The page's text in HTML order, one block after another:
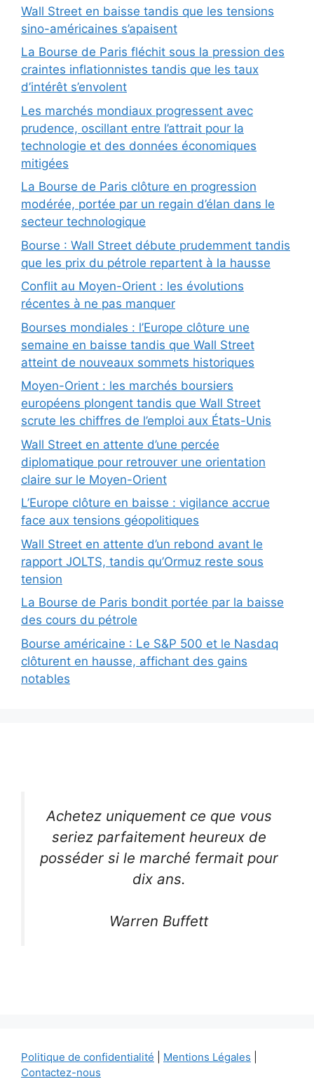
Wall Street en baisse tandis que les tensions
sino-américaines s’apaisent
La Bourse de Paris fléchit sous la pression des
craintes inflationnistes tandis que les taux
d’intérêt s’envolent
Les marchés mondiaux progressent avec
prudence, oscillant entre l’attrait pour la
technologie et des données économiques
mitigées
La Bourse de Paris clôture en progression
modérée, portée par un regain d’élan dans le
secteur technologique
Bourse : Wall Street débute prudemment tandis
que les prix du pétrole repartent à la hausse
Conflit au Moyen-Orient : les évolutions
récentes à ne pas manquer
Bourses mondiales : l’Europe clôture une
semaine en baisse tandis que Wall Street
atteint de nouveaux sommets historiques
Moyen-Orient : les marchés boursiers
européens plongent tandis que Wall Street
scrute les chiffres de l’emploi aux États-Unis
Wall Street en attente d’une percée
diplomatique pour retrouver une orientation
claire sur le Moyen-Orient
L’Europe clôture en baisse : vigilance accrue
face aux tensions géopolitiques
Wall Street en attente d’un rebond avant le
rapport JOLTS, tandis qu’Ormuz reste sous
tension
La Bourse de Paris bondit portée par la baisse
des cours du pétrole
Bourse américaine : Le S&P 500 et le Nasdaq
clôturent en hausse, affichant des gains
notables
Achetez uniquement ce que vous
seriez parfaitement heureux de
posséder si le marché fermait pour
dix ans.
Warren Buffett
Politique de confidentialité Mentions Légales
Contactez-nous